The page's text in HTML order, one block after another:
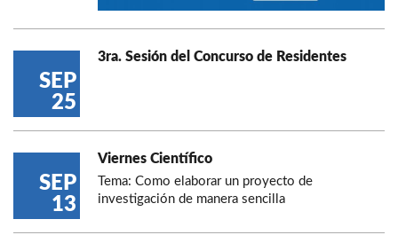
SEP
25
3ra. Sesión del Concurso de Residentes
SEP
13
Viernes Científico
Tema: Como elaborar un proyecto de
investigación de manera sencilla